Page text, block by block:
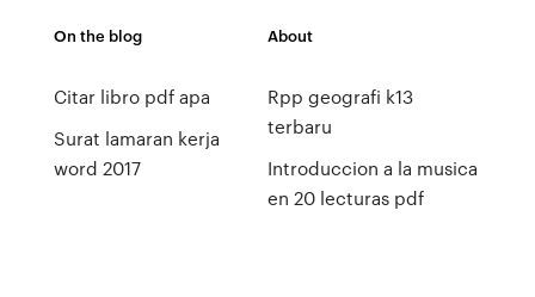
On the blog
Citar libro pdf apa
Surat lamaran kerja
word 2017
About
Rpp geografi k13
terbaru
Introduccion a la musica
en 20 lecturas pdf